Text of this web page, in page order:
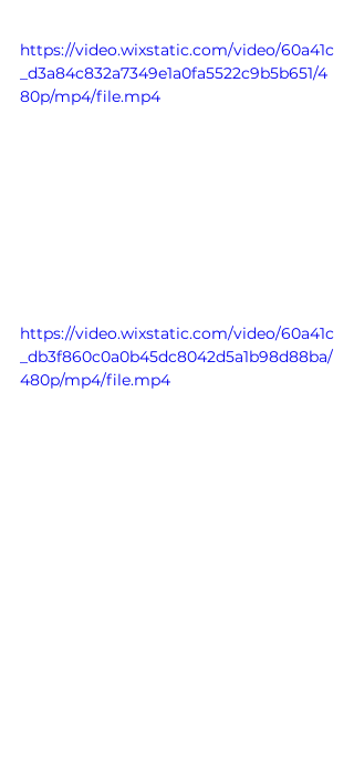
https://video.wixstatic.com/video/60a41c
_d3a84c832a7349e1a0fa5522c9b5b651/4
80p/mp4/file.mp4
https://video.wixstatic.com/video/60a41c
_db3f860c0a0b45dc8042d5a1b98d88ba/
480p/mp4/file.mp4